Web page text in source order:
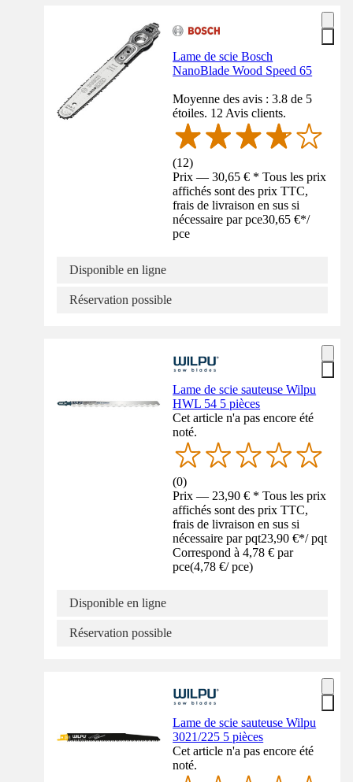
Lame de scie Bosch
NanoBlade Wood Speed 65
Moyenne des avis : 3.8 de 5
étoiles. 12 Avis clients.
(12)
Prix — 30,65 € * Tous les prix
affichés sont des prix TTC,
frais de livraison en sus si
nécessaire par pce30,65 €*/
pce
Disponible en ligne
Réservation possible
Lame de scie sauteuse Wilpu
HWL 54 5 pièces
Cet article n'a pas encore été
noté.
(0)
Prix — 23,90 € * Tous les prix
affichés sont des prix TTC,
frais de livraison en sus si
nécessaire par pqt23,90 €*/ pqt
Correspond à 4,78 € par
pce(4,78 €/ pce)
Disponible en ligne
Réservation possible
Lame de scie sauteuse Wilpu
3021/225 5 pièces
Cet article n'a pas encore été
noté.